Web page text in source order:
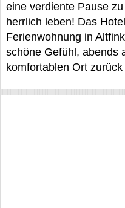
eine verdiente Pause
herrlich leben! Das
Ferienwohnung in
schöne Gefühl, abends
komfortablen Ort